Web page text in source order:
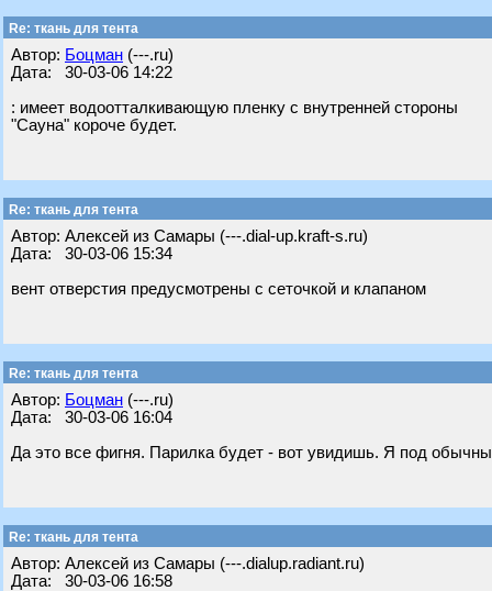
Re: ткань для тента
Автор: Бoцман (---.ru)
Дата: 30-03-06 14:22
: имеет водоотталкивающую пленку с внутренней стороны
"Сауна" короче будет.
Re: ткань для тента
Автор: Алексей из Самары (---.dial-up.kraft-s.ru)
Дата: 30-03-06 15:34
вент отверстия предусмотрены с сеточкой и клапаном
Re: ткань для тента
Автор: Бoцман (---.ru)
Дата: 30-03-06 16:04
Да это все фигня. Парилка будет - вот увидишь. Я под
Re: ткань для тента
Автор: Алексей из Самары (---.dialup.radiant.ru)
Дата: 30-03-06 16:58